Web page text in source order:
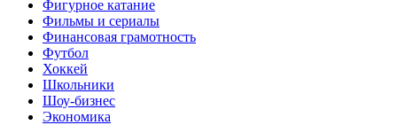
Фигурное катание
Фильмы и сериалы
Финансовая грамотность
Футбол
Хоккей
Школьники
Шоу-бизнес
Экономика